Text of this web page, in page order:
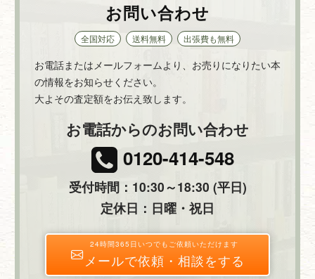
お問い合わせ
全国対応 送料無料 出張費も無料
お電話またはメールフォームより、お売りになりたい本
の情報をお知らせください。
大よその査定額をお伝え致します。
お電話からのお問い合わせ
0120-414-548
受付時間：10:30～18:30 (平日)
定休日：日曜・祝日
24時間365日いつでもご依頼いただけます
メールで依頼・相談をする